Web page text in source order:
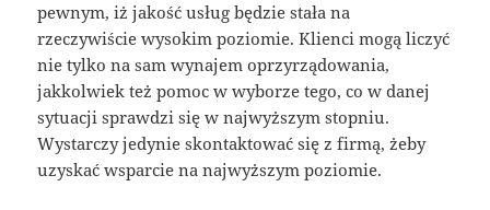
pewnym, iż jakość usług będzie stała na
rzeczywiście wysokim poziomie. Klienci mogą liczyć
nie tylko na sam wynajem oprzyrządowania,
jakkolwiek też pomoc w wyborze tego, co w danej
sytuacji sprawdzi się w najwyższym stopniu.
Wystarczy jedynie skontaktować się z firmą, żeby
uzyskać wsparcie na najwyższym poziomie.